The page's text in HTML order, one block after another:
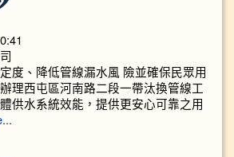
度、降低管線漏水風 險並確保民眾用
理西屯區河南路二段一帶汰換管線工
供水系統效能，提供更安心可靠之用